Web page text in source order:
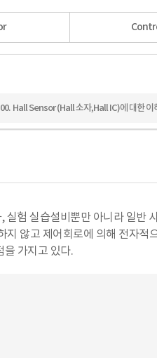
00. Hall Sensor (Hall 소자,Hall IC)에 대한 이
험 실습설비뿐만 아니라 일반
않고 제어회로에 의해 전자적
가지고 있다.